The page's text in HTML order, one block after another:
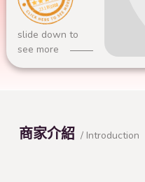
231 則評論
slide down to
see more
商家介紹 / Introduction